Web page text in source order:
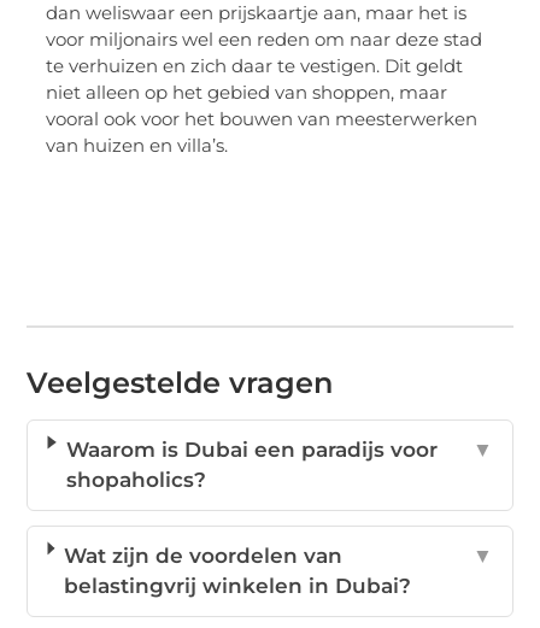
dan weliswaar een prijskaartje aan, maar het is
voor miljonairs wel een reden om naar deze stad
te verhuizen en zich daar te vestigen. Dit geldt
niet alleen op het gebied van shoppen, maar
vooral ook voor het bouwen van meesterwerken
van huizen en villa’s.
Veelgestelde vragen
Waarom is Dubai een paradijs voor
shopaholics?
▼
Wat zijn de voordelen van
belastingvrij winkelen in Dubai?
▼